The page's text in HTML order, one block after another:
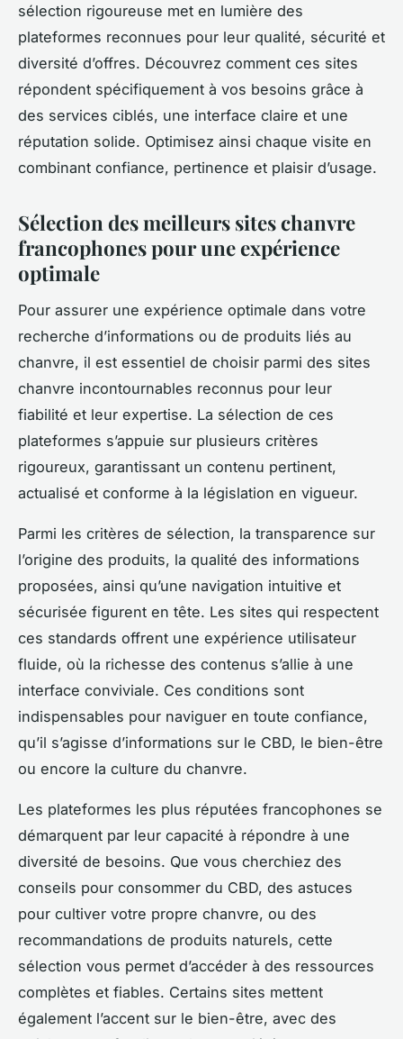
sélection rigoureuse met en lumière des
plateformes reconnues pour leur qualité, sécurité et
diversité d’offres. Découvrez comment ces sites
répondent spécifiquement à vos besoins grâce à
des services ciblés, une interface claire et une
réputation solide. Optimisez ainsi chaque visite en
combinant confiance, pertinence et plaisir d’usage.
Sélection des meilleurs sites chanvre
francophones pour une expérience
optimale
Pour assurer une expérience optimale dans votre
recherche d’informations ou de produits liés au
chanvre, il est essentiel de choisir parmi des sites
chanvre incontournables reconnus pour leur
fiabilité et leur expertise. La sélection de ces
plateformes s’appuie sur plusieurs critères
rigoureux, garantissant un contenu pertinent,
actualisé et conforme à la législation en vigueur.
Parmi les critères de sélection, la transparence sur
l’origine des produits, la qualité des informations
proposées, ainsi qu’une navigation intuitive et
sécurisée figurent en tête. Les sites qui respectent
ces standards offrent une expérience utilisateur
fluide, où la richesse des contenus s’allie à une
interface conviviale. Ces conditions sont
indispensables pour naviguer en toute confiance,
qu’il s’agisse d’informations sur le CBD, le bien-être
ou encore la culture du chanvre.
Les plateformes les plus réputées francophones se
démarquent par leur capacité à répondre à une
diversité de besoins. Que vous cherchiez des
conseils pour consommer du CBD, des astuces
pour cultiver votre propre chanvre, ou des
recommandations de produits naturels, cette
sélection vous permet d’accéder à des ressources
complètes et fiables. Certains sites mettent
également l’accent sur le bien-être, avec des